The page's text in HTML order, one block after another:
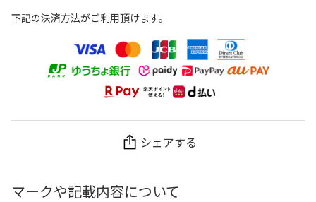
下記の決済方法がご利用頂けます。
シェアする
マークや記載内容について